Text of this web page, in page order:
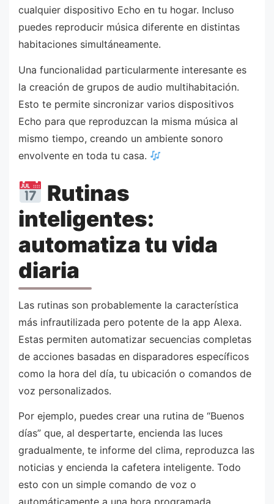
cualquier dispositivo Echo en tu hogar. Incluso
puedes reproducir música diferente en distintas
habitaciones simultáneamente.
Una funcionalidad particularmente interesante es
la creación de grupos de audio multihabitación.
Esto te permite sincronizar varios dispositivos
Echo para que reproduzcan la misma música al
mismo tiempo, creando un ambiente sonoro
envolvente en toda tu casa.
Rutinas
inteligentes:
automatiza tu vida
diaria
Las rutinas son probablemente la característica
más infrautilizada pero potente de la app Alexa.
Estas permiten automatizar secuencias completas
de acciones basadas en disparadores específicos
como la hora del día, tu ubicación o comandos de
voz personalizados.
Por ejemplo, puedes crear una rutina de “Buenos
días” que, al despertarte, encienda las luces
gradualmente, te informe del clima, reproduzca las
noticias y encienda la cafetera inteligente. Todo
esto con un simple comando de voz o